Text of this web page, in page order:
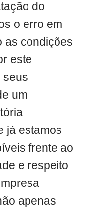
do
o erro em
as condições
este
seus
um
já estamos
frente ao
e respeito
apenas